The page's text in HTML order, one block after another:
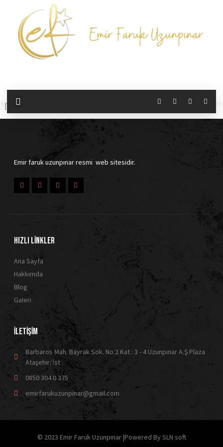
Donation History
[donation_history]
Emir faruk uzunpınar resmi web sitesidir.
HIZLI LİNKLER
Ana Sayfa
Hakkımda
Blog
Galeri
İLETİŞİM
Barbaros Mah. Bayrak Sok. No:2 Kat : 3 - 4 Uzunpınar A.Ş Plaza
Ataşehir/İst
0850 304 0 375
emirfarukuzunpinar@gmail.com
© 2023 Emir Faruk Uzunpınar |Powered By SLN soft